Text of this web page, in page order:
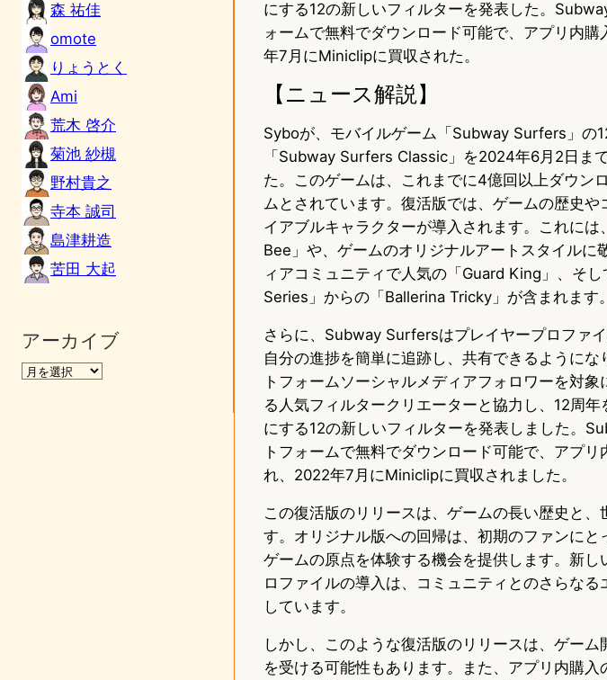
森 祐佳
omote
りょうとく
Ami
荒木 啓介
菊池 紗槻
野村貴之
寺本 誠司
島津耕造
苦田 大起
アーカイブ
にする12の新しいフィルターを発表した。
ォームで無料でダウンロード可能で、アプリ内
年7月にMiniclipに買収された。
【ニュース解説】
Syboが、モバイルゲーム「Subway Surfers」の
「Subway Surfers Classic」を2024年6月2日ま
た。このゲームは、これまでに4億回以上ダウン
ムとされています。復活版では、ゲームの歴史
イアブルキャラクターが導入されます。これに
Bee」や、ゲームのオリジナルアートスタイル
ィアコミュニティで人気の「Guard King」、そ
Series」からの「Ballerina Tricky」が含まれます。
さらに、Subway Surfersはプレイヤープロファ
自分の進捗を簡単に追跡し、共有できるように
トフォームソーシャルメディアフォロワーを対
る人気フィルタークリエーターと協力し、12周
にする12の新しいフィルターを発表しました。
トフォームで無料でダウンロード可能で、アプ
れ、2022年7月にMiniclipに買収されました。
この復活版のリリースは、ゲームの長い歴史と
す。オリジナル版への回帰は、初期のファンに
ゲームの原点を体験する機会を提供します。新
ロファイルの導入は、コミュニティとのさらな
しています。
しかし、このような復活版のリリースは、ゲー
を受ける可能性もあります。また、アプリ内購